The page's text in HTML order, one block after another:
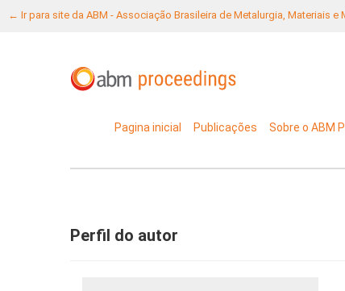
← Ir para site da ABM - Associação Brasileira de Metalurgia, Materiais e
Pagina inicial Publicações Sobre o ABM
Perfil do autor